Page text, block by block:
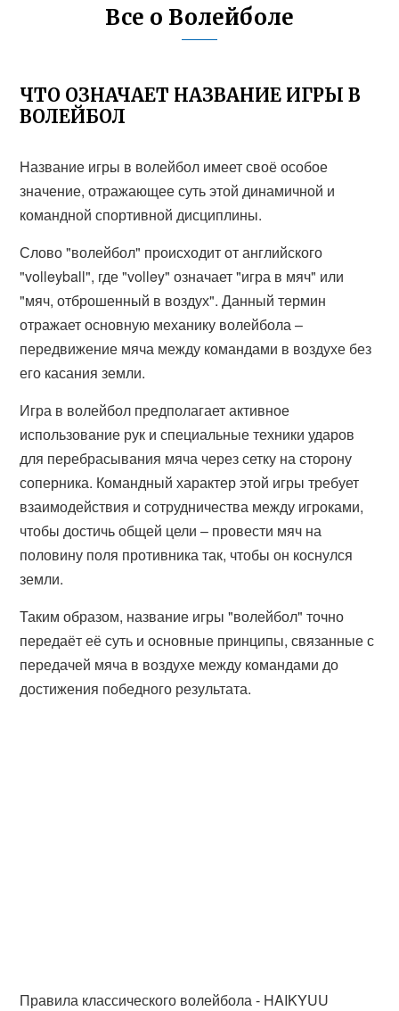
Все о Волейболе
ЧТО ОЗНАЧАЕТ НАЗВАНИЕ ИГРЫ В
ВОЛЕЙБОЛ
Название игры в волейбол имеет своё особое
значение, отражающее суть этой динамичной и
командной спортивной дисциплины.
Слово "волейбол" происходит от английского
"volleyball", где "volley" означает "игра в мяч" или
"мяч, отброшенный в воздух". Данный термин
отражает основную механику волейбола –
передвижение мяча между командами в воздухе без
его касания земли.
Игра в волейбол предполагает активное
использование рук и специальные техники ударов
для перебрасывания мяча через сетку на сторону
соперника. Командный характер этой игры требует
взаимодействия и сотрудничества между игроками,
чтобы достичь общей цели – провести мяч на
половину поля противника так, чтобы он коснулся
земли.
Таким образом, название игры "волейбол" точно
передаёт её суть и основные принципы, связанные с
передачей мяча в воздухе между командами до
достижения победного результата.
Правила классического волейбола - HAIKYUU